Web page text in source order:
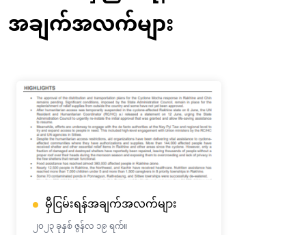
အချက်အလက်များ
မှီငြမ်းရန်အချက်အလက်များ
၂၀၂၃ ခုနှစ် ဇွန်လ ၁၉ ရက်။